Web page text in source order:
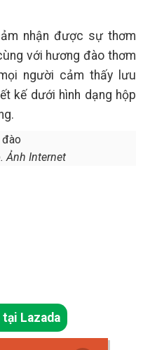
nhận được sự thơm
với hương đào thơm
người cảm thấy lưu
kế dưới hình dạng hộp
Ảnh Internet
tại Lazada